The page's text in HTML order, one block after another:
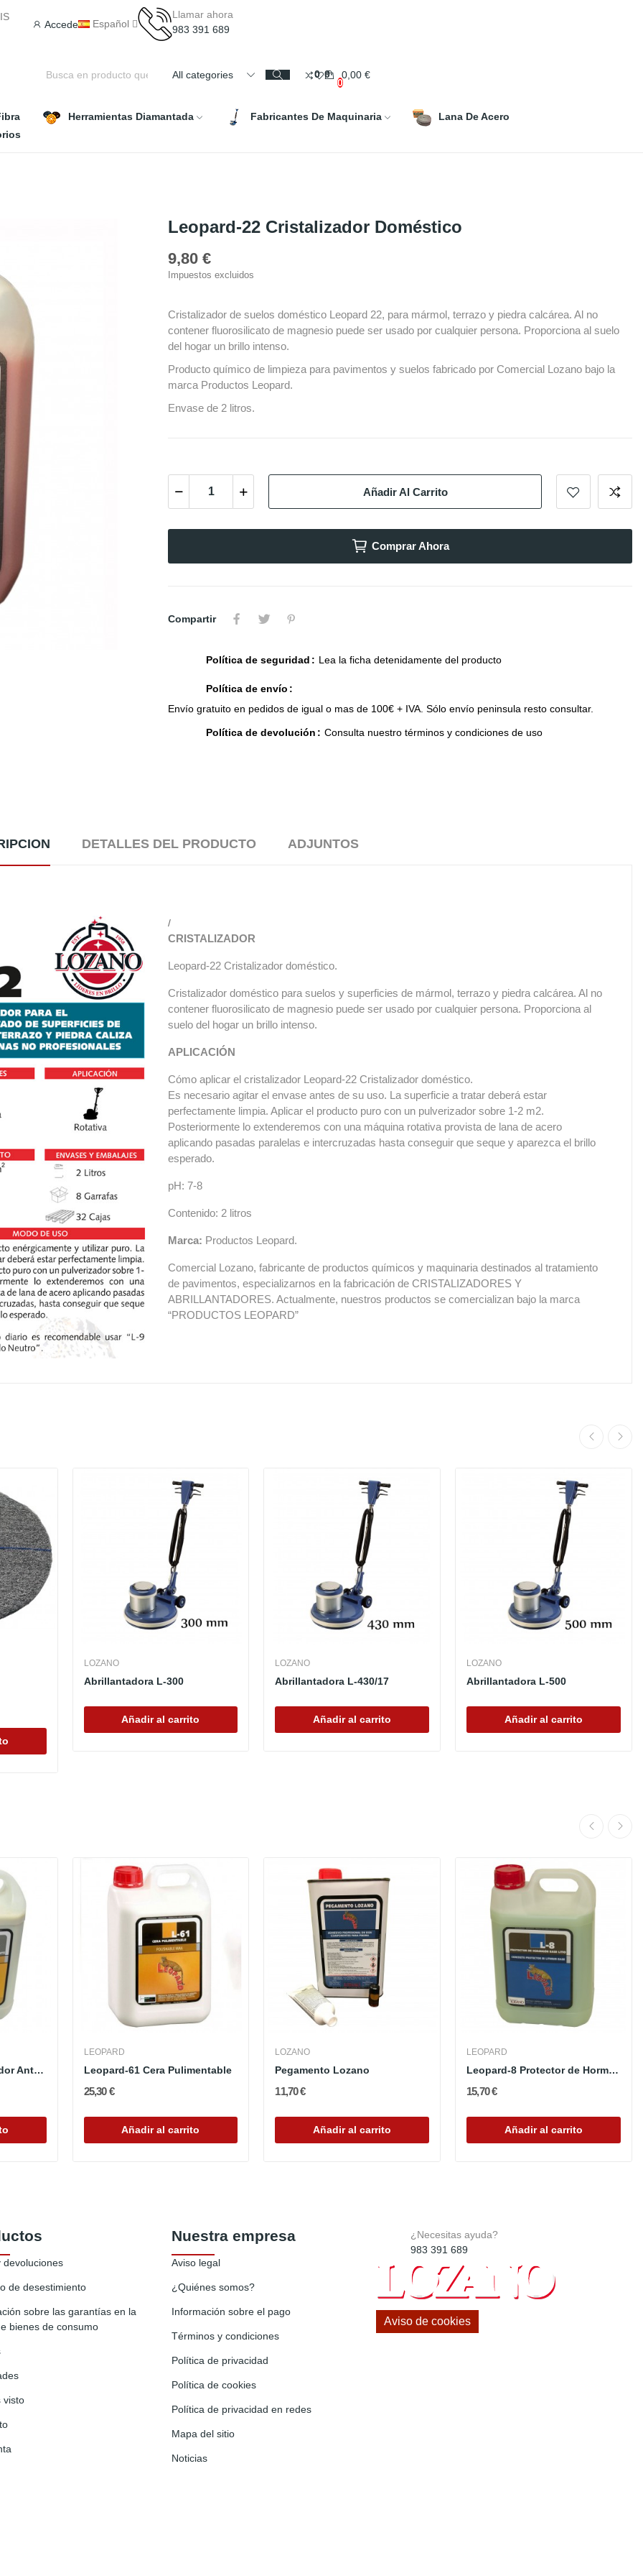
Accede Español
Llamar ahora
983 391 689
All categories 0 0 0,00 €
0
Herramientas Diamantada Fabricantes De Maquinaria
Lana De Acero
Leopard-22 Cristalizador Doméstico
9,80 €
Impuestos excluidos
Cristalizador de suelos doméstico Leopard 22, para mármol, terrazo y piedra calcárea. Al no
contener fluorosilicato de magnesio puede ser usado por cualquier persona. Proporciona al suelo
del hogar un brillo intenso.
Producto químico de limpieza para pavimentos y suelos fabricado por Comercial Lozano bajo la
marca Productos Leopard.
Envase de 2 litros.
Añadir Al Carrito
Comprar Ahora
Compartir
Política de seguridad Lea la ficha detenidamente del producto
Política de envío
Envío gratuito en pedidos de igual o mas de 100€ + IVA. Sólo envío peninsula resto consultar.
Política de devolución Consulta nuestro términos y condiciones de uso
DETALLES DEL PRODUCTO ADJUNTOS
/
CRISTALIZADOR
Leopard-22 Cristalizador doméstico.
Cristalizador doméstico para suelos y superficies de mármol, terrazo y piedra calcárea. Al no
contener fluorosilicato de magnesio puede ser usado por cualquier persona. Proporciona al
suelo del hogar un brillo intenso.
APLICACIÓN
Cómo aplicar el cristalizador Leopard-22 Cristalizador doméstico.
Es necesario agitar el envase antes de su uso. La superficie a tratar deberá estar
perfectamente limpia. Aplicar el producto puro con un pulverizador sobre 1-2 m2.
Posteriormente lo extenderemos con una máquina rotativa provista de lana de acero
aplicando pasadas paralelas e intercruzadas hasta conseguir que seque y aparezca el brillo
esperado.
pH: 7-8
Contenido: 2 litros
Marca: Productos Leopard.
Comercial Lozano, fabricante de productos químicos y maquinaria destinados al tratamiento
de pavimentos, especializarnos en la fabricación de CRISTALIZADORES Y
ABRILLANTADORES. Actualmente, nuestros productos se comercializan bajo la marca
“PRODUCTOS LEOPARD”
LOZANO
Abrillantadora L-300
Añadir al carrito
LOZANO
Abrillantadora L-430/17
Añadir al carrito
LOZANO
Abrillantadora L-500
Añadir al carrito
Leopard-60 Abrillantador Antideslizante
LEOPARD
Leopard-61 Cera Pulimentable
25,30 €
Añadir al carrito
LOZANO
Pegamento Lozano
11,70 €
Añadir al carrito
LEOPARD
Leopard-8 Protector de Hormigón Base Litio
15,70 €
Añadir al carrito
devoluciones
de desestimiento
sobre las garantías en la
bienes de consumo
visto
Nuestra empresa
Aviso legal
¿Quiénes somos?
Información sobre el pago
Términos y condiciones
Política de privacidad
Política de cookies
Política de privacidad en redes
Mapa del sitio
Noticias
¿Necesitas ayuda?
983 391 689
Aviso de cookies